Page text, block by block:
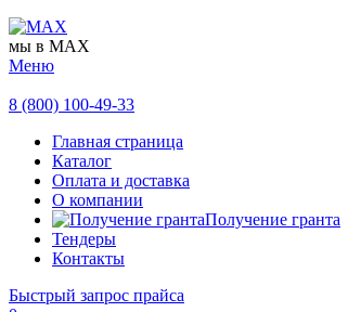
мы в MAX
Меню
8 (800) 100-49-33
Главная страница
Каталог
Оплата и доставка
О компании
Получение гранта
Тендеры
Контакты
Быстрый запрос прайса